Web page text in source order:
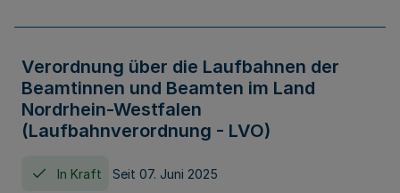
Verordnung über die Laufbahnen der
Beamtinnen und Beamten im Land
Nordrhein-Westfalen
(Laufbahnverordnung - LVO)
In Kraft Seit 07. Juni 2025